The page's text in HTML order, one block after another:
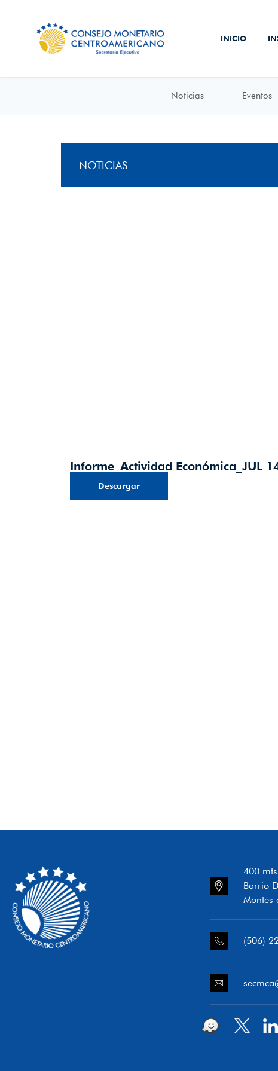
INICIO
Noticias Eventos
NOTICIAS
Informe_Actividad Económica_JUL
Descargar
400
Barrio
Montes
(506)